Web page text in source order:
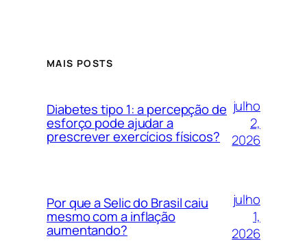
MAIS POSTS
Diabetes tipo 1: a percepção de
esforço pode ajudar a
prescrever exercícios físicos?
julho
2,
2026
Por que a Selic do Brasil caiu
mesmo com a inflação
aumentando?
julho
1,
2026